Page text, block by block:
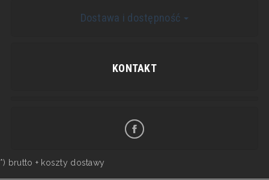
Dostawa i dostępność
KONTAKT
*) brutto + koszty dostawy